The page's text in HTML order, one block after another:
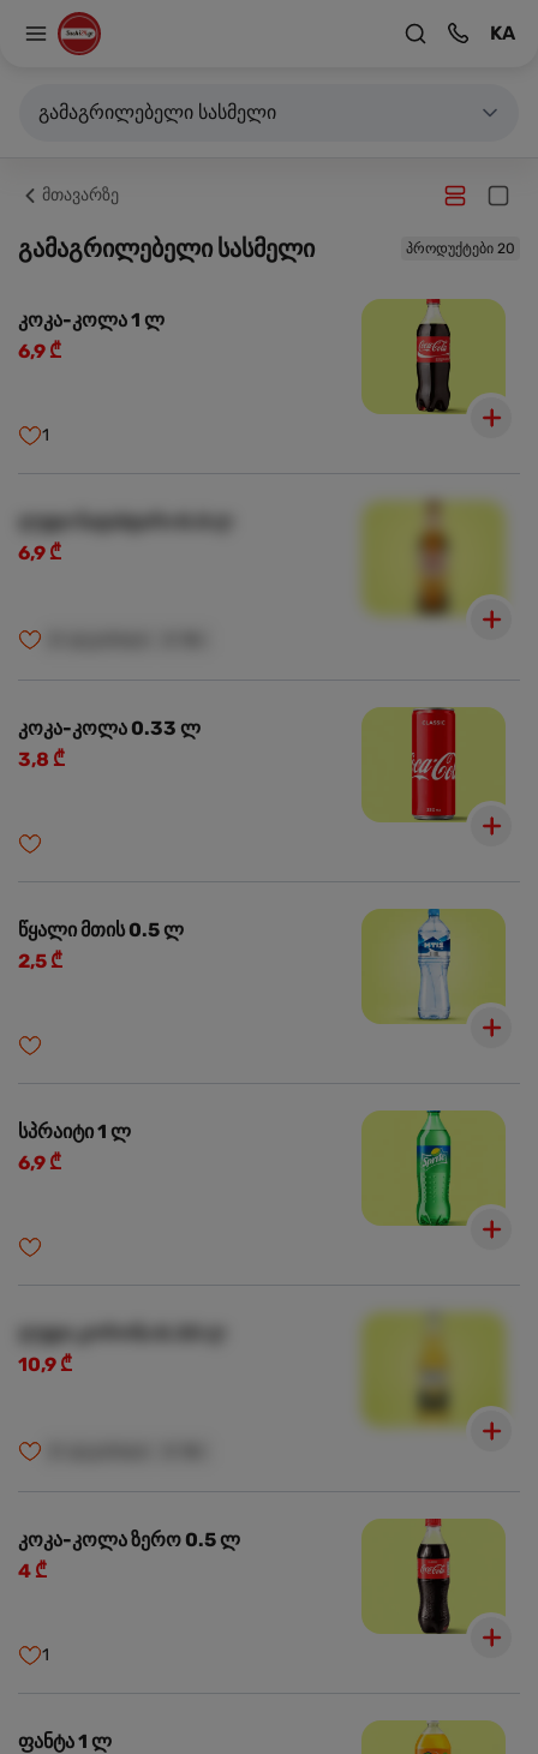
KA
გამაგრილებელი სასმელი
მთავარზე
გამაგრილებელი სასმელი პროდუქტები 20
კოკა-კოლა 1 ლ
6,9 ₾
1
ლუდი ნატახტარი 0.5 ლ
6,9 ₾
კოკა-კოლა 0.33 ლ
3,8 ₾
წყალი მთის 0.5 ლ
2,5 ₾
სპრაიტი 1 ლ
6,9 ₾
ლუდი კორონა 0.33 ლ
10,9 ₾
კოკა-კოლა ზერო 0.5 ლ
4 ₾
1
ფანტა 1 ლ